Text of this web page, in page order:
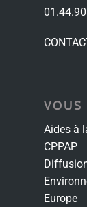
VOUS
Aides à
CPPAP
Europe